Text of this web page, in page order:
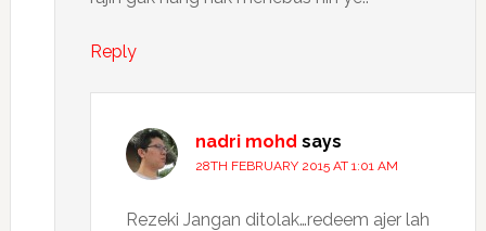
Reply
nadri mohd says
28TH FEBRUARY 2015 AT 1:01 AM
Rezeki Jangan ditolak…redeem ajer lah